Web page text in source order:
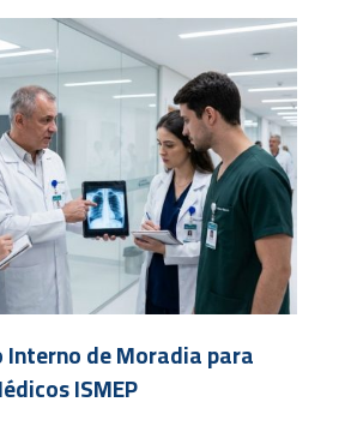
de Moradia para
ISMEP